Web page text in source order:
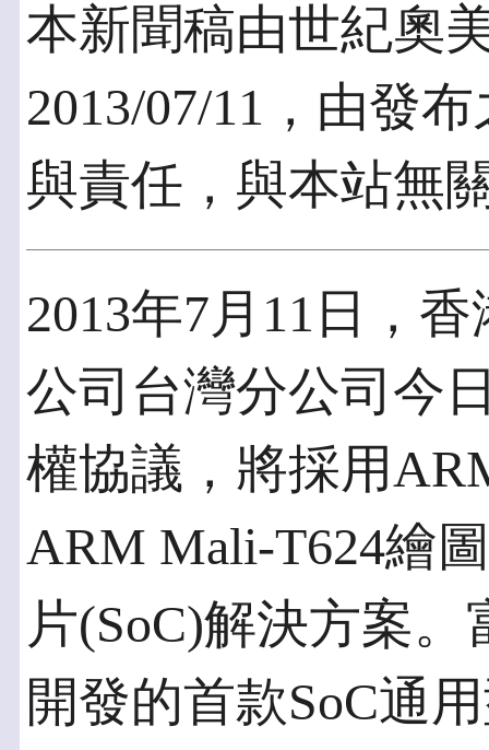
本新聞稿由世紀奧
2013/07/11，由發
與責任，與本站無
2013年7月11日，
公司台灣分公司今
權協議，將採用
ARM Mali-T624繪
片(SoC)解決方案
開發的首款SoC通